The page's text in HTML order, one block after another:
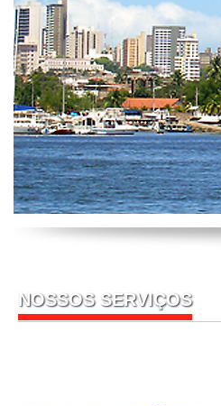
NOSSOS SERVIÇOS